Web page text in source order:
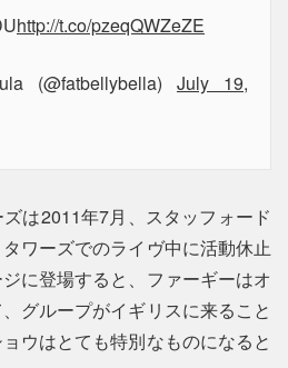
http://t.co/pzeqQWZeZE
(@fatbellybella) July 19,
は2011年7月、スタッフォード
ワーズでのライヴ中に活動休止
に登場すると、ファーギーはオ
グループがイギリスに来ること
ウはとても特別なものになると